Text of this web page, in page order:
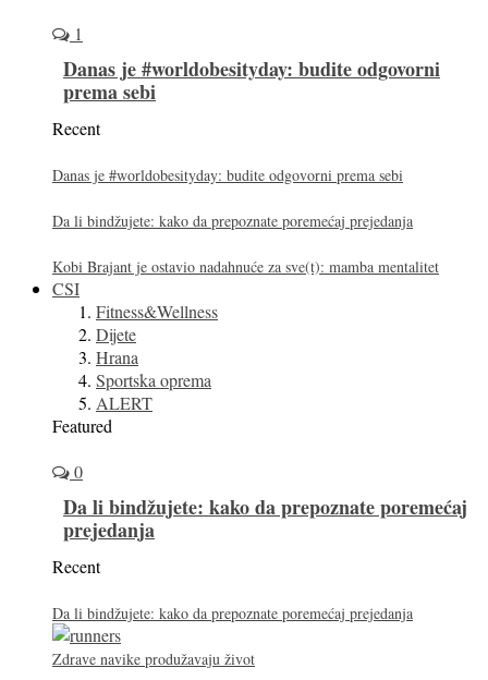
1
Danas je #worldobesityday: budite odgovorni
prema sebi
Recent
Danas je #worldobesityday: budite odgovorni prema sebi
Da li bindžujete: kako da prepoznate poremećaj prejedanja
Kobi Brajant je ostavio nadahnuće za sve(t): mamba mentalitet
CSI
Fitness&Wellness
Dijete
Hrana
Sportska oprema
ALERT
Featured
0
Da li bindžujete: kako da prepoznate poremećaj
prejedanja
Recent
Da li bindžujete: kako da prepoznate poremećaj prejedanja
Zdrave navike produžavaju život